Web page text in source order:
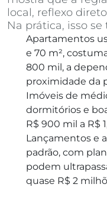
local, reflexo
Na prática, isso se
Apartamentos
e 70 m²,
800 mil, a
proximidade da
Imóveis de
dormitórios e
R$ 900 mil a R$
Lançamentos e
padrão, com
podem
quase R$ 2